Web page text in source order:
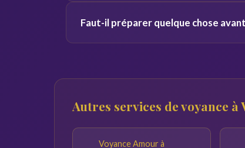
offertes pour tester la connexion avant
Faut-il préparer quelque chose
Autres services de voyance
Voyance Amour à